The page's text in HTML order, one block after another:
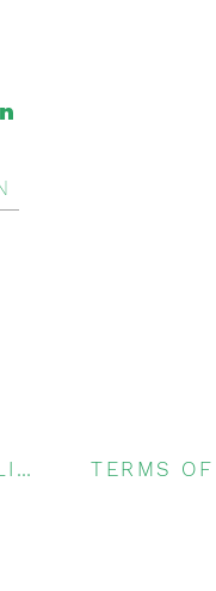
PRIVACY POLICY